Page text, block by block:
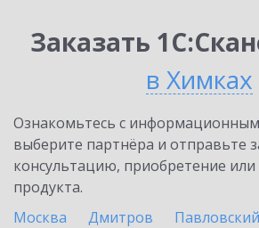
Заказать
в Химках
Ознакомьтесь с
выберите партнёра и отправьте
консультацию, приобретение
продукта.
Москва
Дмитров